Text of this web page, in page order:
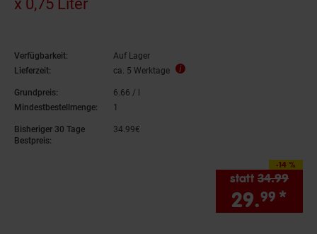
x 0,75 Liter
Verfügbarkeit:
Auf Lager
Lieferzeit:
ca. 5 Werktage
Grundpreis: 6.66 / l
Mindestbestellmenge:
1
Bisheriger 30 Tage
Bestpreis:
34.99€
-14 %
Sie Sparen 14
statt 34.99
29.99 *